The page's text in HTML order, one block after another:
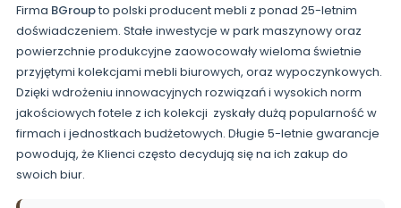
Firma BGroupto polski producent mebli z ponad 25-letnim
doświadczeniem. Stałe inwestycje w park maszynowy oraz
powierzchnie produkcyjne zaowocowały wieloma świetnie
przyjętymi kolekcjami mebli biurowych, oraz wypoczynkowych.
Dzięki wdrożeniu innowacyjnych rozwiązań i wysokich norm
jakościowych fotele z ich kolekcji zyskały dużą popularność w
firmach i jednostkach budżetowych. Długie 5-letnie gwarancje
powodują, że Klienci często decydują się na ich zakup do
swoich biur.